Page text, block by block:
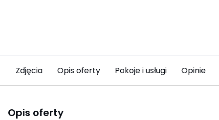
Zdjęcia Opis oferty Pokoje i usługi Opinie (3)
Opis oferty